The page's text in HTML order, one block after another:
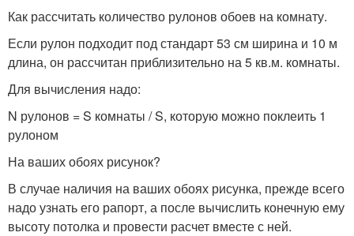
Как рассчитать количество рулонов обоев на комнату.
Если рулон подходит под стандарт 53 см ширина и 10 м
длина, он рассчитан приблизительно на 5 кв.м. комнаты.
Для вычисления надо:
N рулонов = S комнаты / S, которую можно поклеить 1
рулоном
На ваших обоях рисунок?
В случае наличия на ваших обоях рисунка, прежде всего
надо узнать его рапорт, а после вычислить конечную ему
высоту потолка и провести расчет вместе с ней.